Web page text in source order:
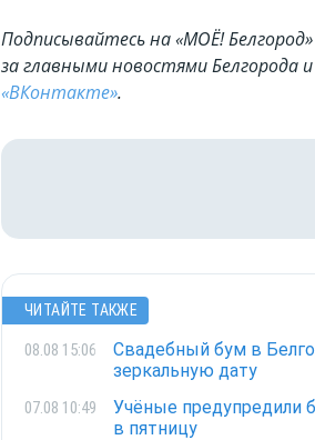
Подписывайтесь на «МОЁ!
за главными новостями Белгорода
«ВКонтакте».
ЧИТАЙТЕ ТАКЖЕ
08.08 15:06
Свадебный бум в
зеркальную дату
07.08 10:49
Учёные предупредили
в пятницу